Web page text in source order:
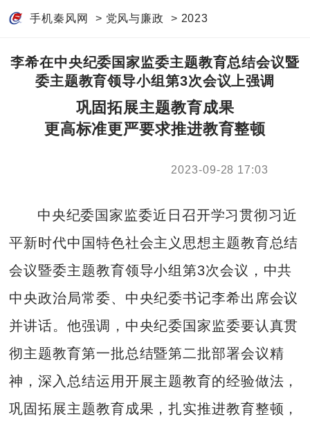
手机秦风网 > 党风与廉政 > 2023
李希在中央纪委国家监委主题教育总结会议暨
委主题教育领导小组第3次会议上强调
巩固拓展主题教育成果
更高标准更严要求推进教育整顿
2023-09-28 17:03
中央纪委国家监委近日召开学习贯彻习近
平新时代中国特色社会主义思想主题教育总结
会议暨委主题教育领导小组第3次会议，中共
中央政治局常委、中央纪委书记李希出席会议
并讲话。他强调，中央纪委国家监委要认真贯
彻主题教育第一批总结暨第二批部署会议精
神，深入总结运用开展主题教育的经验做法，
巩固拓展主题教育成果，扎实推进教育整顿，